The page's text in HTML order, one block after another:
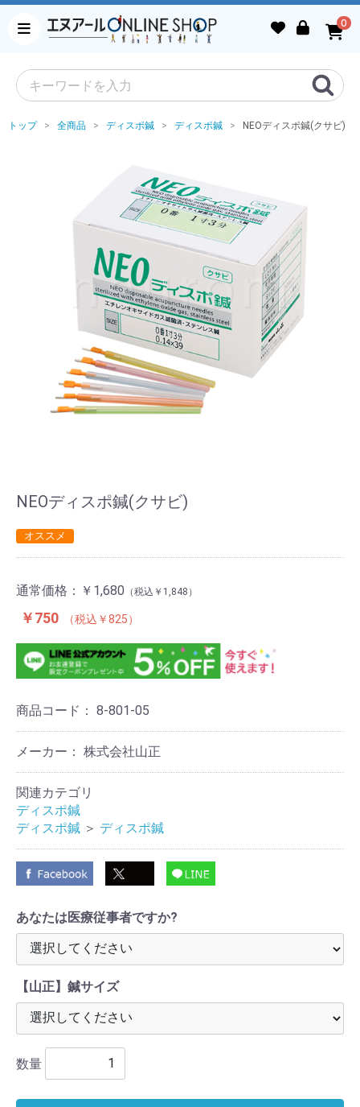
0
トップ 全商品 ディスポ鍼 ディスポ鍼 NEOディスポ鍼(クサビ)
NEOディスポ鍼(クサビ)
オススメ
通常価格： ￥1,680 ￥1,848
￥750 ￥825
商品コード： 8-801-05
メーカー： 株式会社山正
関連カテゴリ
ディスポ鍼
ディスポ鍼 ＞ ディスポ鍼
あなたは医療従事者ですか?
【山正】鍼サイズ
数量